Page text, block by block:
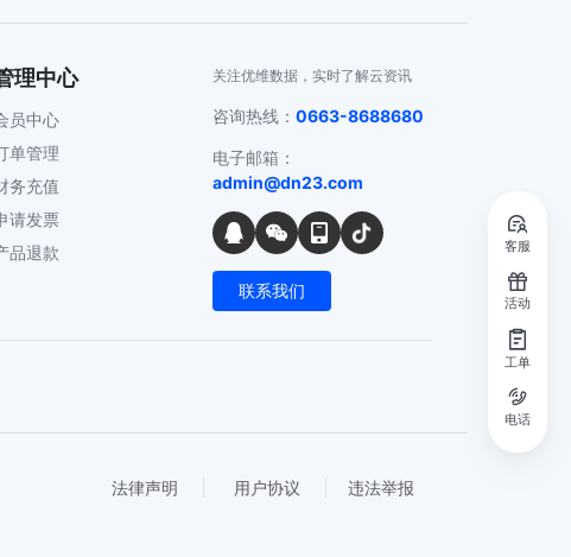
理中心
员中心
单管理
务充值
请发票
品退款
关注优维数据，实时了解云资讯
咨询热线： 0663-8688680
电子邮箱：
admin@dn23.com
联系我们
法律声明 用户协议 违法举报
客服
活动
工单
电话